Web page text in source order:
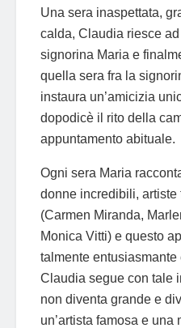
Una sera inaspettata,
calda, Claudia riesce
signorina Maria e
quella sera fra la
instaura un’amicizia
dopodicè il rito della
appuntamento abituale.
Ogni sera Maria
donne incredibili,
(Carmen Miranda,
Monica Vitti) e questo
talmente
Claudia segue con tale
non diventa grande e
un’artista famosa e una